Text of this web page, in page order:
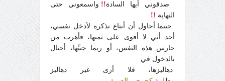
صدقوني أيها السادة!! واسمعوني حتى
النهاية !!
حينما أحاول أن أبتاع تذكرة لأدخل نفسي،
أجد أني لا أقوى على ثمنها، فأهرب من
حارس هذه النفس، أو ربما جنيِّها، أحتال
بالدخول في
دهاليزها، فلا أرى غير دهاليز